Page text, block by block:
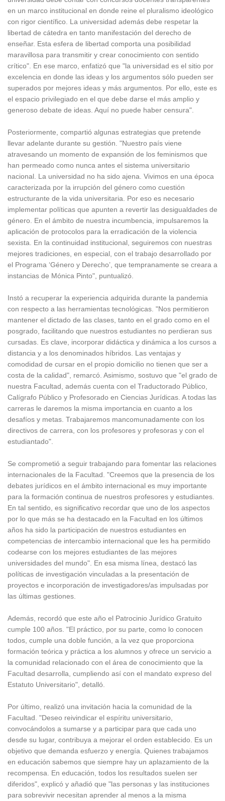
en un marco institucional en donde reine el pluralismo ideológico
con rigor científico. La universidad además debe respetar la
libertad de cátedra en tanto manifestación del derecho de
enseñar. Esta esfera de libertad comporta una posibilidad
maravillosa para transmitir y crear conocimiento con sentido
crítico". En ese marco, enfatizó que "la universidad es el sitio por
excelencia en donde las ideas y los argumentos sólo pueden ser
superados por mejores ideas y más argumentos. Por ello, este es
el espacio privilegiado en el que debe darse el más amplio y
generoso debate de ideas. Aquí no puede haber censura".
Posteriormente, compartió algunas estrategias que pretende
llevar adelante durante su gestión. "Nuestro país viene
atravesando un momento de expansión de los feminismos que
han permeado como nunca antes el sistema universitario
nacional. La universidad no ha sido ajena. Vivimos en una época
caracterizada por la irrupción del género como cuestión
estructurante de la vida universitaria. Por eso es necesario
implementar políticas que apunten a revertir las desigualdades de
género. En el ámbito de nuestra incumbencia, impulsaremos la
aplicación de protocolos para la erradicación de la violencia
sexista. En la continuidad institucional, seguiremos con nuestras
mejores tradiciones, en especial, con el trabajo desarrollado por
el Programa ‘Género y Derecho’, que tempranamente se creara a
instancias de Mónica Pinto", puntualizó.
Instó a recuperar la experiencia adquirida durante la pandemia
con respecto a las herramientas tecnológicas. "Nos permitieron
mantener el dictado de las clases, tanto en el grado como en el
posgrado, facilitando que nuestros estudiantes no perdieran sus
cursadas. Es clave, incorporar didáctica y dinámica a los cursos a
distancia y a los denominados híbridos. Las ventajas y
comodidad de cursar en el propio domicilio no tienen que ser a
costa de la calidad", remarcó. Asimismo, sostuvo que "el grado de
nuestra Facultad, además cuenta con el Traductorado Público,
Calígrafo Público y Profesorado en Ciencias Jurídicas. A todas las
carreras le daremos la misma importancia en cuanto a los
desafíos y metas. Trabajaremos mancomunadamente con los
directivos de carrera, con los profesores y profesoras y con el
estudiantado".
Se comprometió a seguir trabajando para fomentar las relaciones
internacionales de la Facultad. "Creemos que la presencia de los
debates jurídicos en el ámbito internacional es muy importante
para la formación continua de nuestros profesores y estudiantes.
En tal sentido, es significativo recordar que uno de los aspectos
por lo que más se ha destacado en la Facultad en los últimos
años ha sido la participación de nuestros estudiantes en
competencias de intercambio internacional que les ha permitido
codearse con los mejores estudiantes de las mejores
universidades del mundo". En esa misma línea, destacó las
políticas de investigación vinculadas a la presentación de
proyectos e incorporación de investigadores/as impulsadas por
las últimas gestiones.
Además, recordó que este año el Patrocinio Jurídico Gratuito
cumple 100 años. "El práctico, por su parte, como lo conocen
todos, cumple una doble función, a la vez que proporciona
formación teórica y práctica a los alumnos y ofrece un servicio a
la comunidad relacionado con el área de conocimiento que la
Facultad desarrolla, cumpliendo así con el mandato expreso del
Estatuto Universitario", detalló.
Por último, realizó una invitación hacia la comunidad de la
Facultad. "Deseo reivindicar el espíritu universitario,
convocándolos a sumarse y a participar para que cada uno
desde su lugar, contribuya a mejorar el orden establecido. Es un
objetivo que demanda esfuerzo y energía. Quienes trabajamos
en educación sabemos que siempre hay un aplazamiento de la
recompensa. En educación, todos los resultados suelen ser
diferidos", explicó y añadió que "las personas y las instituciones
para sobrevivir necesitan aprender al menos a la misma